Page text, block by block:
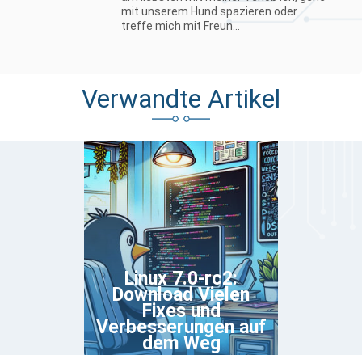
mit unserem Hund spazieren oder
treffe mich mit Freun...
Verwandte Artikel
Linux 7.0-rc2:
Download Vielen
Fixes und
Verbesserungen auf
dem Weg